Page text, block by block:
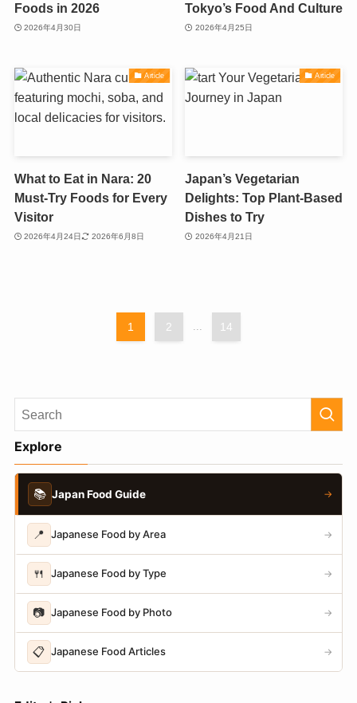
Foods in 2026
2026年4月30日
Tokyo’s Food And Culture
2026年4月25日
Article
What to Eat in Nara: 20
Must-Try Foods for Every
Visitor
2026年4月24日 2026年6月8日
Article
Japan’s Vegetarian
Delights: Top Plant-Based
Dishes to Try
2026年4月21日
1 2 ... 14
Explore
📚 Japan Food Guide →
📍 Japanese Food by Area →
🍴 Japanese Food by Type →
📷 Japanese Food by Photo →
📋 Japanese Food Articles →